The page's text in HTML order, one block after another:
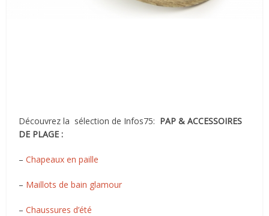
Découvrez la sélection de Infos75: PAP & ACCESSOIRES
DE PLAGE :
–Chapeaux en paille
– Maillots de bain glamour
–Chaussures d’été